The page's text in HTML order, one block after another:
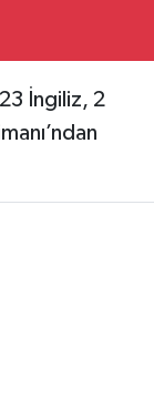
İngiliz, 2